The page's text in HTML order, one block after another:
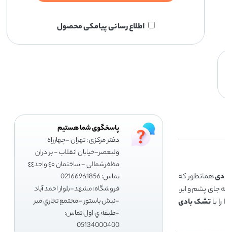
اطلاع رسانی پیامکی محصول
همانطور که
جای پشم و ابر،
باتشک بادی
پاسخگوی شما هستیم
دفتر مرکزی : تهران -چهارراه
وليعصر-خيابان انقلاب - برادران
مظفرشمالي - ساختمان ٤٠ واحد٤٤
تماس: 02166961856
فروشگاه: مشهد-بلوار احمد آباد
-نبش پاستور -مجتمع تجاري مير
-طبقه ي اول تماس:
05134000400